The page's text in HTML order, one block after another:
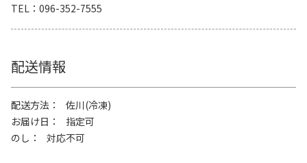
TEL
096-352-7555
配送情報
配送方法
佐川(冷凍)
お届け日
指定可
のし
対応不可